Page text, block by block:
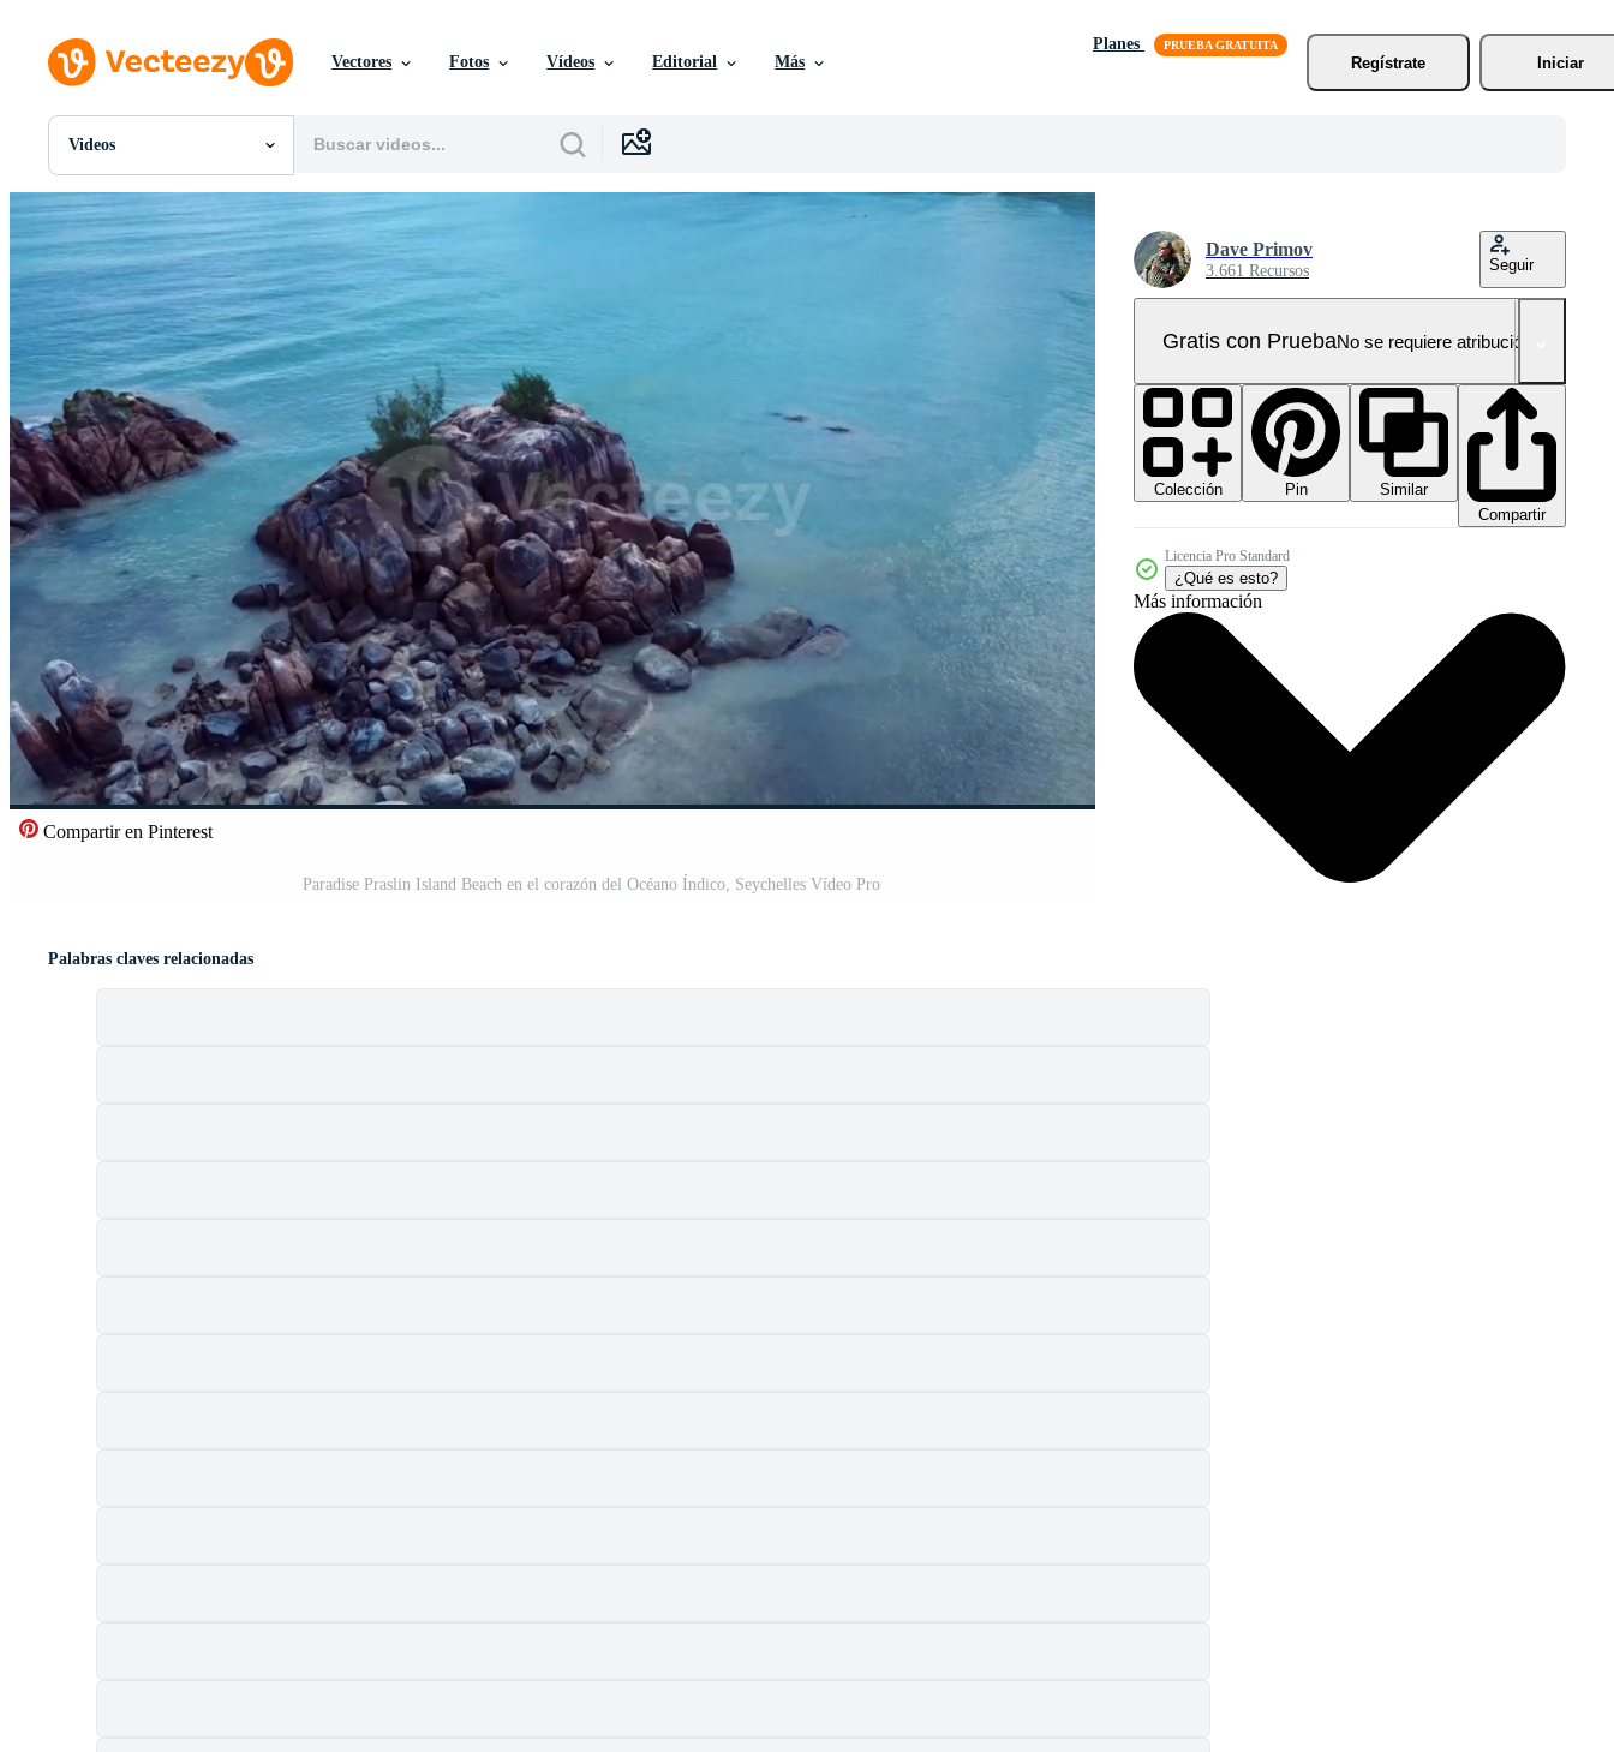
Vectores Fotos Vídeos Editorial Más
Planes
Regístrate
Iniciar
Videos
Todas Imágenes
Fotos
PNGs
PSDs
SVGs
Plantillas
Vectores
Videos
Gráficos en Movimiento
Imágenes Editoriales
Eventos Editoriales
Compartir en Pinterest
Paradise Praslin Island Beach en el corazón del Océano Índico, Seychelles Vídeo Pro
Dave Primov
3.661 Recursos Seguir
Gratis con PruebaNo se requiere atribución!
Colección Pin
Similar
Compartir
Licencia Pro Standard
¿Qué es esto?
Más información
Palabras claves relacionadas